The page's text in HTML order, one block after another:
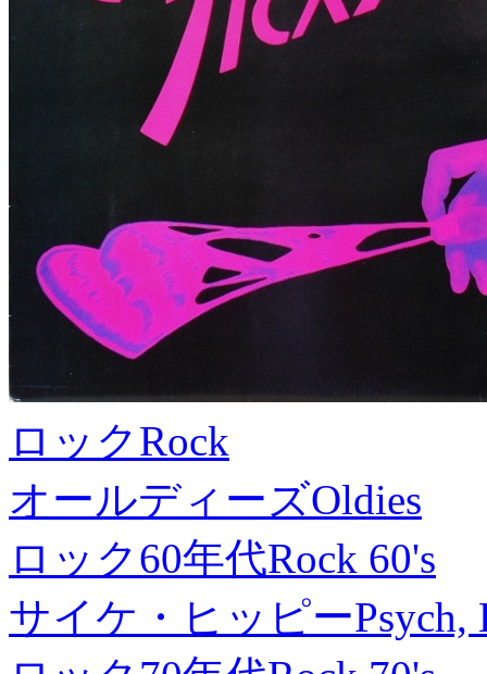
ロックRock
オールディーズOldies
ロック60年代Rock 60's
サイケ・ヒッピーPsych,